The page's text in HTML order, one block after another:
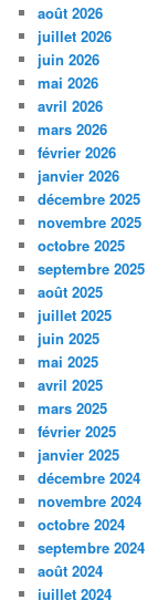
août 2026
juillet 2026
juin 2026
mai 2026
avril 2026
mars 2026
février 2026
janvier 2026
décembre 2025
novembre 2025
octobre 2025
septembre 2025
août 2025
juillet 2025
juin 2025
mai 2025
avril 2025
mars 2025
février 2025
janvier 2025
décembre 2024
novembre 2024
octobre 2024
septembre 2024
août 2024
juillet 2024